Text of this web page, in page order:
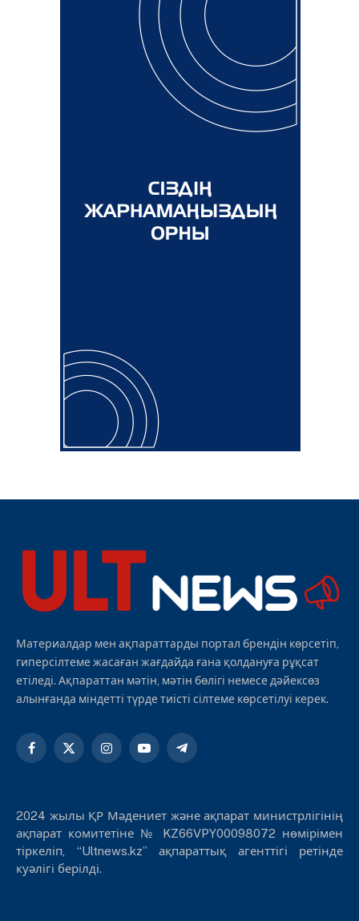
Материалдар мен ақпараттарды портал брендін көрсетіп,
гиперсілтеме жасаған жағдайда ғана қолдануға рұқсат
етіледі. Ақпараттан мәтін, мәтін бөлігі немесе дәйексөз
алынғанда міндетті түрде тиісті сілтеме көрсетілуі керек.
Facebook
X
InstagramYouTubeTelegram
2024 жылы ҚР Мәдениет және ақпарат министрлігінің
ақпарат комитетіне № KZ66VPY00098072 нөмірімен
тіркеліп, “Ultnews.kz” ақпараттық агенттігі ретінде
куәлігі берілді.